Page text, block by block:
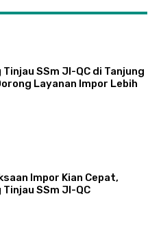
SSm JI-QC di Tanjung
Layanan Impor Lebih
Impor Kian Cepat,
Tinjau SSm JI-QC